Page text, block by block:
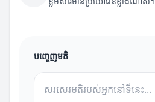
បញ្ចេញមតិ